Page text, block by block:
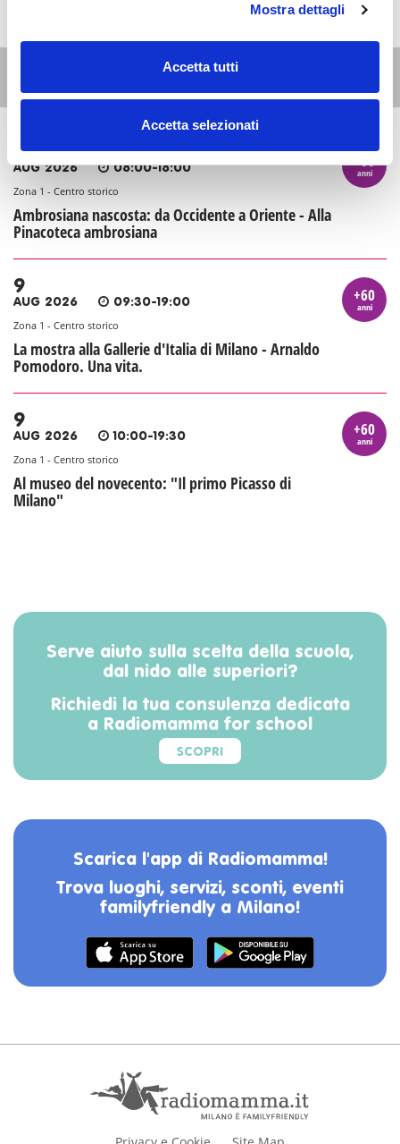
Mostra dettagli
Accetta tutti
Accetta selezionati
Altri eventi per questa età
9
AUG 2026 08:00-18:00
Zona 1 - Centro storico
Ambrosiana nascosta: da Occidente a Oriente - Alla
Pinacoteca ambrosiana
+60
anni
9
AUG 2026 09:30-19:00
Zona 1 - Centro storico
La mostra alla Gallerie d'Italia di Milano - Arnaldo
Pomodoro. Una vita.
+60
anni
9
AUG 2026 10:00-19:30
Zona 1 - Centro storico
Al museo del novecento: "Il primo Picasso di
Milano"
+60
anni
Serve aiuto sulla scelta della scuola,
dal nido alle superiori?
Richiedi la tua consulenza dedicata
a Radiomamma for school
SCOPRI
Scarica l'app di Radiomamma!
Trova luoghi, servizi, sconti, eventi
familyfriendly a Milano!